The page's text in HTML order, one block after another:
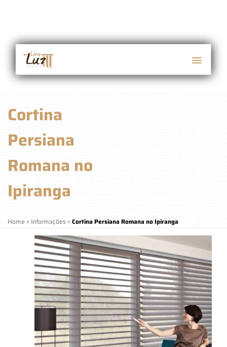
Cortina
Persiana
Romana no
Ipiranga
Home » Informações » Cortina Persiana Romana no Ipiranga